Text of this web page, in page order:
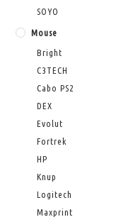
SOYO
Mouse
Bright
C3TECH
Cabo PS2
DEX
Evolut
Fortrek
HP
Knup
Logitech
Maxprint